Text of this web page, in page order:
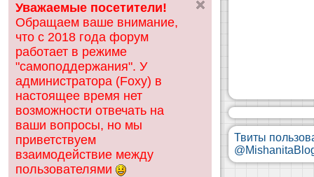
ск
Уважаемые посетители!
Обращаем ваше внимание,
что с 2018 года форум
работает в режиме
"самоподдержания". У
администратора (Foxy) в
настоящее время нет
возможности отвечать на
ваши вопросы, но мы
приветствуем
взаимодействие между
пользователями
Твиты